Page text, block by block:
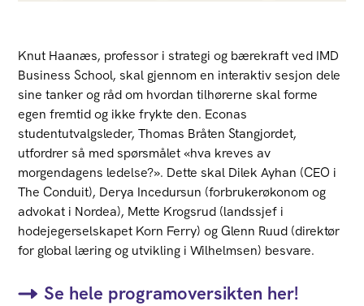
Knut Haanæs, professor i strategi og bærekraft ved IMD
Business School, skal gjennom en interaktiv sesjon dele
sine tanker og råd om hvordan tilhørerne skal forme
egen fremtid og ikke frykte den. Econas
studentutvalgsleder, Thomas Bråten Stangjordet,
utfordrer så med spørsmålet «hva kreves av
morgendagens ledelse?». Dette skal Dilek Ayhan (CEO i
The Conduit), Derya Incedursun (forbrukerøkonom og
advokat i Nordea), Mette Krogsrud (landssjef i
hodejegerselskapet Korn Ferry) og Glenn Ruud (direktør
for global læring og utvikling i Wilhelmsen) besvare.
Se hele programoversikten her!